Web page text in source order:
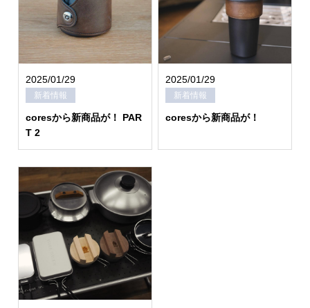
2025/01/29
新着情報
coresから新商品が！ PAR
T 2
2025/01/29
新着情報
coresから新商品が！